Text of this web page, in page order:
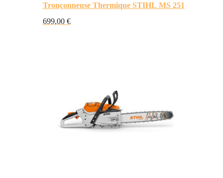
Tronçonneuse Thermique STIHL MS 251
699,00 €